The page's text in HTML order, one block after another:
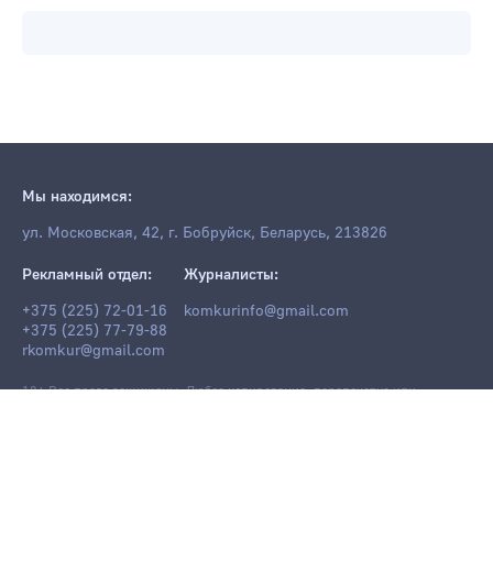
Мы находимся:
ул. Московская, 42, г. Бобруйск, Беларусь, 213826
Рекламный отдел:
+375 (225) 72-01-16
+375 (225) 77-79-88
rkomkur@gmail.com
Журналисты:
komkurinfo@gmail.com
18+ Все права защищены. Любое копирование, перепечатка или